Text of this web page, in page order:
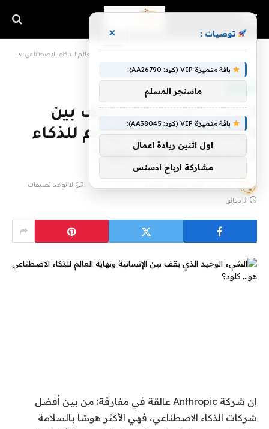
الشيء الوحيد الذي يقف بين الإنسانية ونهاية العالم للذكاء الاصطناعي هو… كلود؟
الشيء الوحيد الذي يقف بين
الإنسانية ونهاية العالم للذكاء
الاصطناعي هو… كلود؟
لا توجد تعليقات
3 دقائق
إن شركة Anthropic عالقة في مفارقة: من بين أفضل
شركات الذكاء الاصطناعي، فهي الأكثر هوسًا بالسلامة
توصيات : ×
باقة متميزة VIP (كود: AA26790):
ماسنجر المسلم
باقة متميزة VIP (كود: AA38045):
اول اثنين ريادة اعمال
مشاركة ارباح ادسنس